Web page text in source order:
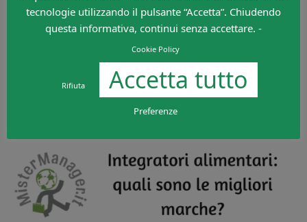
tecnologie utilizzando il pulsante “Accetta”. Chiudendo
questa informativa, continui senza accettare. -
Cookie Policy
Rifiuta Accetta tutto
Preferenze